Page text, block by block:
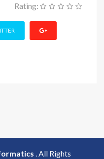
Rating:
. All Rights